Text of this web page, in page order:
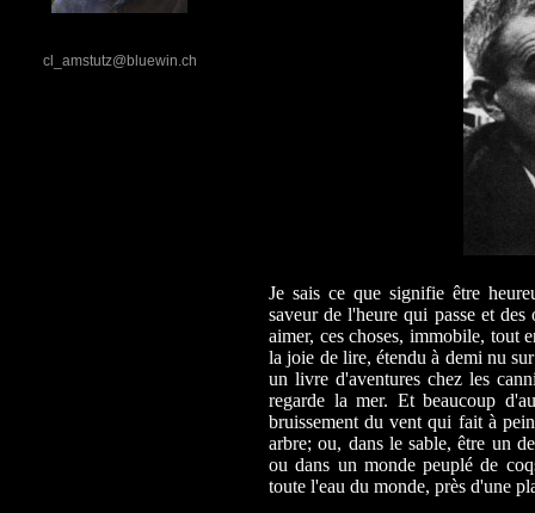
cl_amstutz@bluewin.ch
Je sais ce que signifie être
saveur de l'heure qui passe et
aimer, ces choses, immobile, tout
la joie de lire, étendu à demi nu
un livre d'aventures chez les
regarde la mer. Et beaucoup
bruissement du vent qui fait à
arbre; ou, dans le sable, être un
ou dans un monde peuplé de
toute l'eau du monde, près d'une